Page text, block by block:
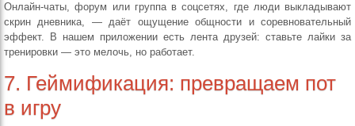
Онлайн-чаты, форум или группа в соцсетях, где люди выкладывают
скрин дневника, — даёт ощущение общности и соревновательный
эффект. В нашем приложении есть лента друзей: ставьте лайки за
тренировки — это мелочь, но работает.
7. Геймификация: превращаем пот
в игру